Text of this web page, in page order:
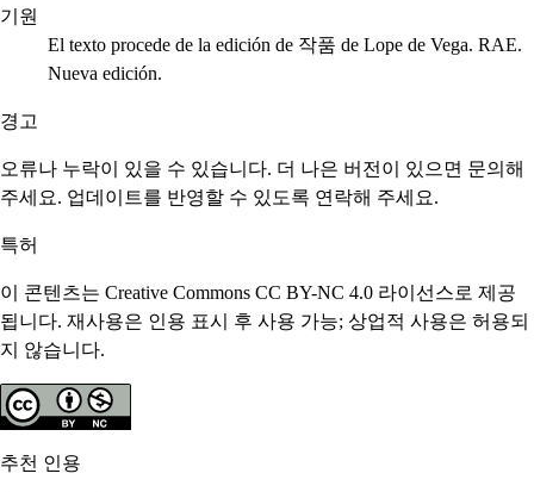
기원
El texto procede de la edición de 작품 de Lope de Vega. RAE.
Nueva edición.
경고
오류나 누락이 있을 수 있습니다. 더 나은 버전이 있으면 문의해
주세요. 업데이트를 반영할 수 있도록 연락해 주세요.
특허
이 콘텐츠는 Creative Commons CC BY-NC 4.0 라이선스로 제공
됩니다. 재사용은 인용 표시 후 사용 가능; 상업적 사용은 허용되
지 않습니다.
추천 인용